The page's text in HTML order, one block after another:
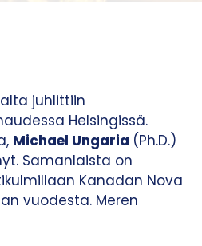
juhlittiin
Helsingissä.
Michael Ungaria (Ph.D.)
Samanlaista on
Kanadan Nova
vuodesta. Meren